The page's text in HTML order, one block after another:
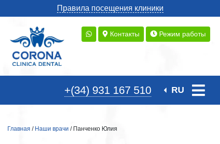
Правила посещения клиники
Контакты Режим работы
+(34) 931 167 510 RU
Главная / Наши врачи / Панченко Юлия